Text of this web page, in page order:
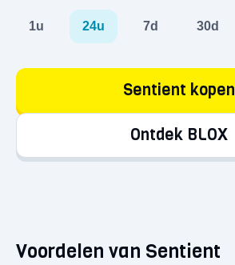
1u 24u 7d 30d
Sentient kopen
Ontdek BLOX
Voordelen van Sentient